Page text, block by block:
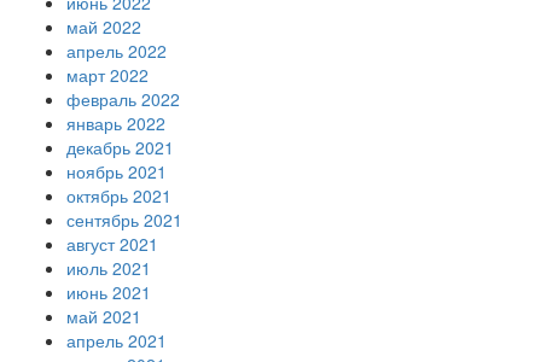
май 2022
апрель 2022
март 2022
февраль 2022
январь 2022
декабрь 2021
ноябрь 2021
октябрь 2021
сентябрь 2021
август 2021
июль 2021
июнь 2021
май 2021
апрель 2021